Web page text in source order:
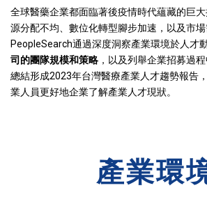
全球醫藥企業都面臨著後疫情時代蘊藏的巨
源分配不均、數位化轉型腳步加速，以及市場
PeopleSearch通過深度洞察產業環境於人才
司的團隊規模和策略 ，以及列舉企業招募過
總結形成2023年台灣醫療產業人才趨勢報告
業人員更好地企業了解產業人才現狀。
產業環